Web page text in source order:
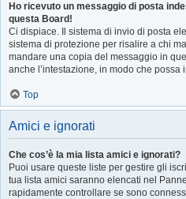
Ho ricevuto un messaggio di posta
questa Board!
Ci dispiace. Il sistema di invio di posta
sistema di protezione per risalire a chi
mandare una copia del messaggio in
anche l’intestazione, in modo che possa
Top
Amici e ignorati
Che cos’è la mia lista amici e ignorati?
Puoi usare queste liste per gestire gli
tua lista amici saranno elencati nel
rapidamente controllare se sono